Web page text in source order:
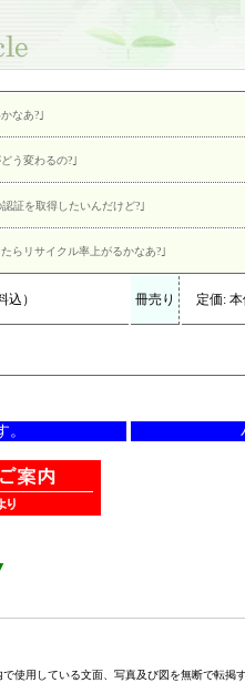
なあ?｣
う変わるの?｣
証を取得したいんだけど?｣
らリサイクル率上がるかなあ?｣
込） 冊売り 定価: 本
。
用している文面、写真及び図を無断で転掲す